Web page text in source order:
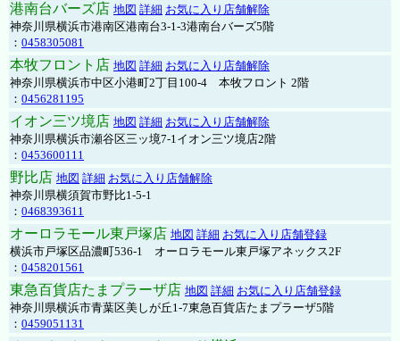
港南台バーズ店 地図 詳細 お気に入り店舗解除
神奈川県横浜市港南区港南台3-1-3港南台バーズ5階
： 0458305081
本牧フロント店 地図 詳細 お気に入り店舗解除
神奈川県横浜市中区小港町2丁目100-4 本牧フロント 2階
： 0456281195
イオン三ツ境店 地図 詳細 お気に入り店舗解除
神奈川県横浜市瀬谷区三ッ境7-1イオン三ツ境店2階
： 0453600111
野比店 地図 詳細 お気に入り店舗解除
神奈川県横須賀市野比1-5-1
： 0468393611
オーロラモール東戸塚店 地図 詳細 お気に入り店舗登録
横浜市戸塚区品濃町536-1 オーロラモール東戸塚アネックス2F
： 0458201561
東急百貨店たまプラーザ店 地図 詳細 お気に入り店舗登録
神奈川県横浜市青葉区美しが丘1-7東急百貨店たまプラーザ5階
： 0459051131